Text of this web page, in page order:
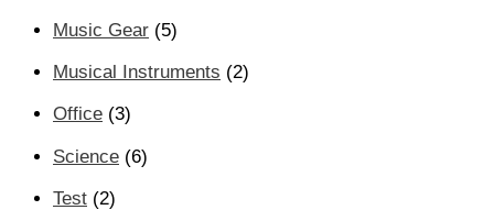
Music Gear (5)
Musical Instruments (2)
Office (3)
Science (6)
Test (2)